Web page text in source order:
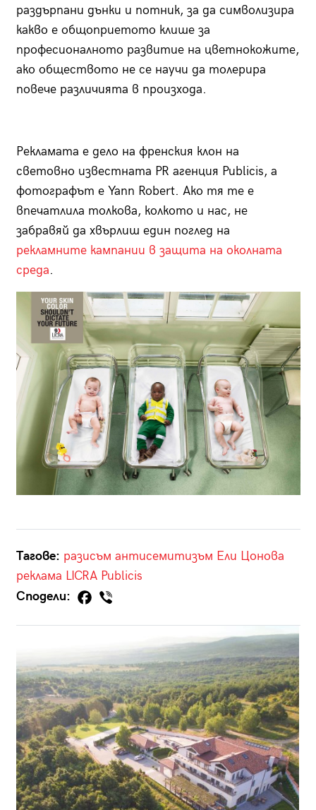
раздърпани дънки и потник, за да символизира
какво е общоприетото клише за
професионалното развитие на цветнокожите,
ако обществото не се научи да толерира
повече различията в произхода.
Рекламата е дело на френския клон на
световно известната PR агенция Publicis, а
фотографът е Yann Robert. Ако тя те е
впечатлила толкова, колкото и нас, не
забравяй да хвърлиш един поглед на
рекламните кампании в защита на околната
среда.
Тагове: разисъм антисемитизъм Ели Цонова
реклама LICRA Publicis
Сподели: